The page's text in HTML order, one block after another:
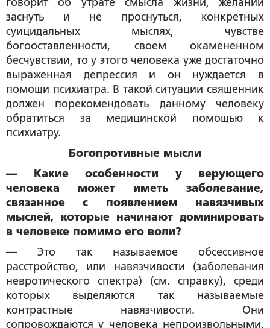
говорит об утрате смысла жизни, желании
заснуть и не проснуться, конкретных
суицидальных мыслях, чувстве
богооставленности, своем окамененном
бесчувствии, то у этого человека уже достаточно
выраженная депрессия и он нуждается в
помощи психиатра. В такой ситуации священник
должен порекомендовать данному человеку
обратиться за медицинской помощью к
психиатру.
Богопротивные мысли
— Какие особенности у верующего
человека может иметь заболевание,
связанное с появлением навязчивых
мыслей, которые начинают доминировать
в человеке помимо его воли?
— Это так называемое обсессивное
расстройство, или навязчивости (заболевания
невротического спектра) (см. справку), среди
которых выделяются так называемые
контрастные навязчивости. Они
сопровождаются у человека непроизвольными,